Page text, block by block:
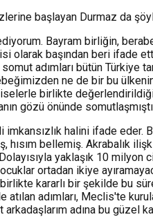
başlayan Durmaz da
Bayram birliğin,
başından beri ifade
adımları bütün
ne de bir bu
birlikte
gözü önünde
halini ifade
bellemiş. Akrabalık
yaklaşık 10
ortadan ikiye
kararlı bir şekilde bu
adımları, Meclis'te
adına bu